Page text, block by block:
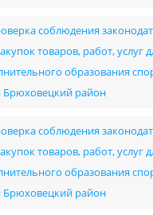
соблюдения
товаров, работ,
образования
Брюховецкий район
соблюдения
товаров, работ,
образования
Брюховецкий район